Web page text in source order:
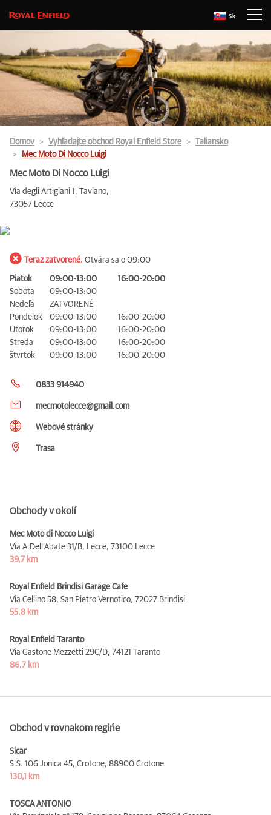
Sk
Domov Vyhľadajte obchod Royal Enfield Store
Taliansko
Mec Moto Di Nocco Luigi
Mec Moto Di Nocco Luigi
Via degli Artigiani 1, Taviano,
73057 Lecce
Teraz zatvorené. Otvára sa o 09:00
Piatok 09:00-13:00
16:00-20:00
Sobota
09:00-13:00
Nedeľa
ZATVORENÉ
Pondelok
09:00-13:00
16:00-20:00
Utorok
09:00-13:00
16:00-20:00
Streda
09:00-13:00
16:00-20:00
štvrtok
09:00-13:00 16:00-20:00
0833 914940
mecmotolecce@gmail.com
Webové stránky
Trasa
Obchody v okolí
Mec Moto di Nocco Luigi
Via A.Dell’Abate 31/B, Lecce, 73100 Lecce
39,7 km
Royal Enfield Brindisi Garage Cafe
Via Cellino 58, San Pietro Vernotico, 72027 Brindisi
55,8 km
Royal Enfield Taranto
Via Gastone Mezzetti 29C/D, 74121 Taranto
86,7 km
Obchod v rovnakom regińe
Sicar
S.S. 106 Jonica 45, Crotone, 88900 Crotone
130,1 km
TOSCA ANTONIO